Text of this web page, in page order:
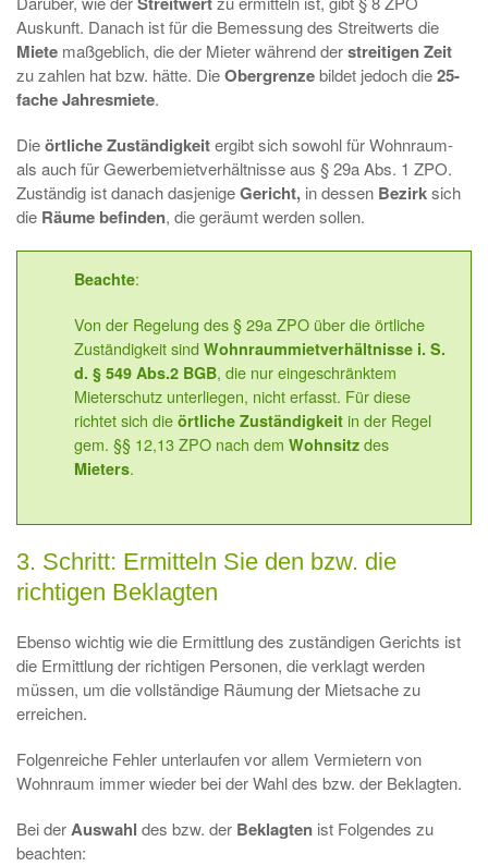
Auskunft. Danach ist für die Bemessung des Streitwerts die
Miete maßgeblich, die der Mieter während derstreitigen Zeit
zu zahlen hat bzw. hätte. DieObergrenzebildet jedoch die25-
fache Jahresmiete.
Dieörtliche Zuständigkeitergibt sich sowohl für Wohnraum-
als auch für Gewerbemietverhältnisse aus § 29a Abs. 1 ZPO.
Zuständig ist danach dasjenigeGericht, in dessen Bezirksich
die Räume befinden, die geräumt werden sollen.
Beachte:
Von der Regelung des § 29a ZPO über die örtliche
Zuständigkeit sind Wohnraummietverhältnisse i. S.
d. § 549 Abs.2 BGB, die nur eingeschränktem
Mieterschutz unterliegen, nicht erfasst. Für diese
richtet sich die örtliche Zuständigkeit in der Regel
gem. §§ 12,13 ZPO nach dem Wohnsitz des
Mieters.
3. Schritt: Ermitteln Sie den bzw. die
richtigen Beklagten
Ebenso wichtig wie die Ermittlung des zuständigen Gerichts ist
die Ermittlung der richtigen Personen, die verklagt werden
müssen, um die vollständige Räumung der Mietsache zu
erreichen.
Folgenreiche Fehler unterlaufen vor allem Vermietern von
Wohnraum immer wieder bei der Wahl des bzw. der Beklagten.
Bei derAuswahl des bzw. der Beklagten ist Folgendes zu
beachten: